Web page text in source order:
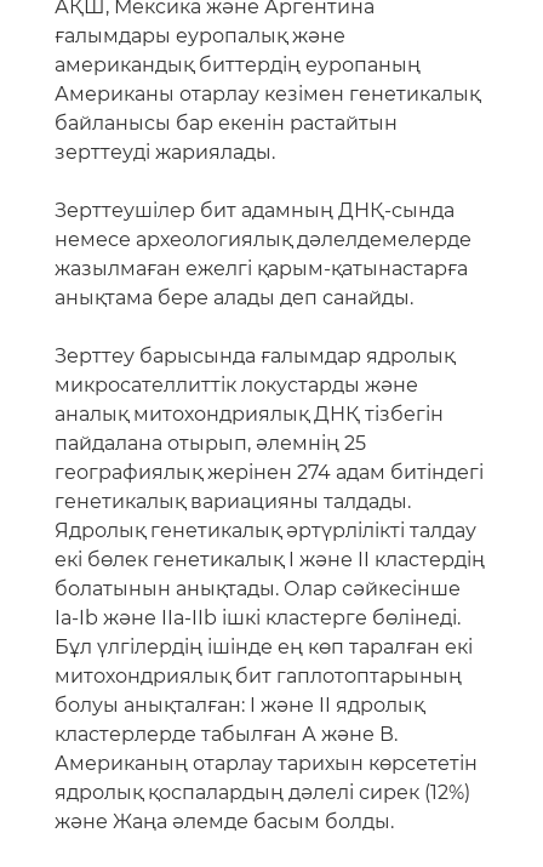
АҚШ, Мексика және Аргентина
ғалымдары еуропалық және
американдық биттердің еуропаның
Американы отарлау кезімен генетикалық
байланысы бар екенін растайтын
зерттеуді жариялады.
Зерттеушілер бит адамның ДНҚ-сында
немесе археологиялық дәлелдемелерде
жазылмаған ежелгі қарым-қатынастарға
анықтама бере алады деп санайды.
Зерттеу барысында ғалымдар ядролық
микросателлиттік локустарды және
аналық митохондриялық ДНҚ тізбегін
пайдалана отырып, әлемнің 25
географиялық жерінен 274 адам битіндегі
генетикалық вариацияны талдады.
Ядролық генетикалық әртүрлілікті талдау
екі бөлек генетикалық I және II кластердің
болатынын анықтады. Олар сәйкесінше
Ia-Ib және IIa-IIb ішкі кластерге бөлінеді.
Бұл үлгілердің ішінде ең көп таралған екі
митохондриялық бит гаплотоптарының
болуы анықталған: I және II ядролық
кластерлерде табылған А және В.
Американың отарлау тарихын көрсететін
ядролық қоспалардың дәлелі сирек (12%)
және Жаңа әлемде басым болды.